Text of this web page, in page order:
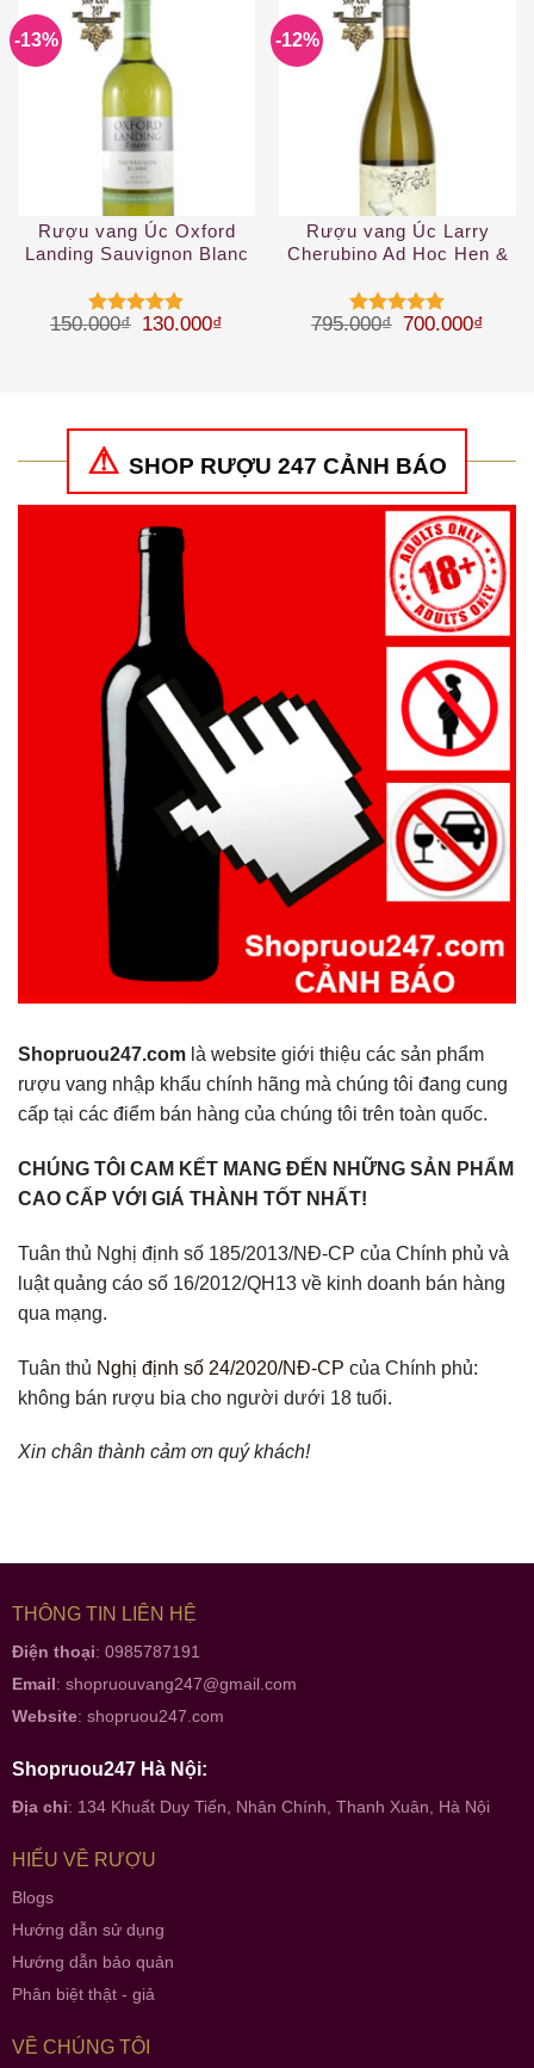
-13%
Rượu vang Úc Oxford
Landing Sauvignon Blanc
Được xếp
150.000₫ Giá gốc là: 150.000₫.
130.000₫ Giá hiện tại là: 130.000₫.
-12%
Rượu vang Úc Larry
Cherubino Ad Hoc Hen &
Được xếp
795.000₫ Giá gốc là:
700.000₫
SHOP RƯỢU 247 CẢNH BÁO
Shopruou247.com là website giới thiệu các sản phẩm
rượu vang nhập khẩu chính hãng mà chúng tôi đang cung
cấp tại các điểm bán hàng của chúng tôi trên toàn quốc.
CHÚNG TÔI CAM KẾT MANG ĐẾN NHỮNG SẢN PHẨM
CAO CẤP VỚI GIÁ THÀNH TỐT NHẤT!
Tuân thủ Nghị định số 185/2013/NĐ-CP của Chính phủ và
luật quảng cáo số 16/2012/QH13 về kinh doanh bán hàng
qua mạng.
Tuân thủ Nghị định số 24/2020/NĐ-CP của Chính phủ:
không bán rượu bia cho người dưới 18 tuổi.
Xin chân thành cảm ơn quý khách!
THÔNG TIN LIÊN HỆ
Điện thoại: 0985787191
Email: shopruouvang247@gmail.com
Website: shopruou247.com
Shopruou247 Hà Nội:
Địa chỉ: 134 Khuất Duy Tiến, Nhân Chính, Thanh Xuân, Hà Nội
HIỂU VỀ RƯỢU
Blogs
Hướng dẫn sử dụng
Hướng dẫn bảo quản
Phân biệt thật - giả
VỀ CHÚNG TÔI